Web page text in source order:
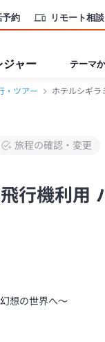
予約 リモート相談
ジャー テーマ
・ツアー
ホテルシギラ
旅程の確認・変更
行機利用
想の世界へ～